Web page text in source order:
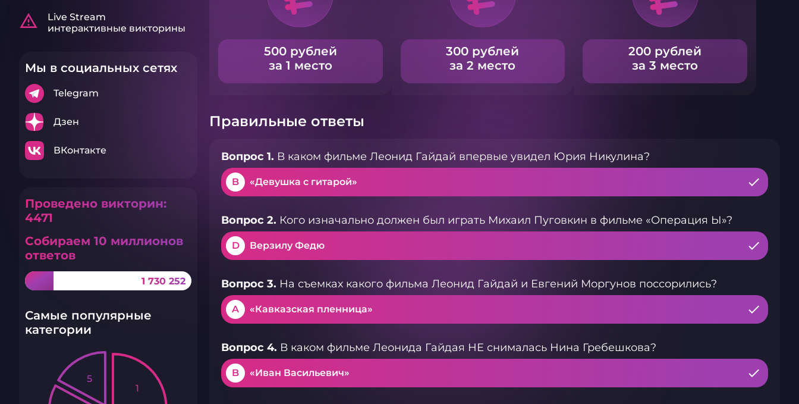
warning_amber
Live Stream
интерактивные викторины
Мы в социальных сетях
Telegram
Дзен
ВКонтакте
Проведено викторин:
4471
Собираем 10 миллионов
ответов
1 730 252
Самые популярные
категории
1
5
500 рублей
за 1 место
300 рублей
за 2 место
200 рублей
за 3 место
Правильные ответы
Вопрос 1. В каком фильме Леонид Гайдай впервые увидел Юрия Никулина?
B «Девушка с гитарой»
Вопрос 2. Кого изначально должен был играть Михаил Пуговкин в фильме «Операция Ы»?
D Верзилу Федю
Вопрос 3. На съемках какого фильма Леонид Гайдай и Евгений Моргунов поссорились?
A «Кавказская пленница»
Вопрос 4. В каком фильме Леонида Гайдая НЕ снималась Нина Гребешкова?
B «Иван Васильевич»